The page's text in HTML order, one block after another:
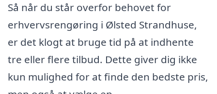
Så når du står overfor behovet for
erhvervsrengøring i Ølsted Strandhuse,
er det klogt at bruge tid på at indhente
tre eller flere tilbud. Dette giver dig ikke
kun mulighed for at finde den bedste pris,